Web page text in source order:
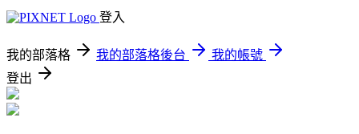
登入
我的部落格 我的部落格後台
我的帳號
登出